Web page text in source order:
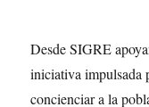
Desde SIGRE
iniciativa impulsada
concienciar a la